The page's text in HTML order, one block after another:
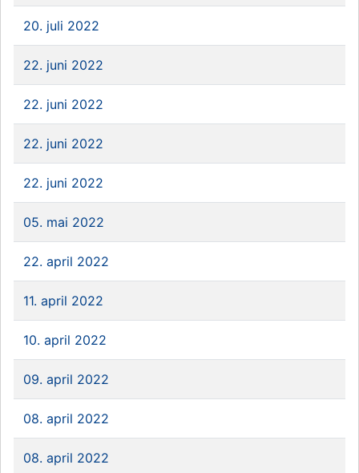
20. juli 2022
22. juni 2022
22. juni 2022
22. juni 2022
22. juni 2022
05. mai 2022
22. april 2022
11. april 2022
10. april 2022
09. april 2022
08. april 2022
08. april 2022